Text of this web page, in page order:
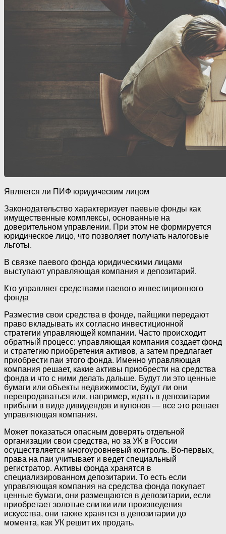
Является ли ПИФ юридическим лицом
Законодательство характеризует паевые фонды как
имущественные комплексы, основанные на
доверительном управлении. При этом не формируется
юридическое лицо, что позволяет получать налоговые
льготы.
В связке паевого фонда юридическими лицами
выступают управляющая компания и депозитарий.
Кто управляет средствами паевого инвестиционного
фонда
Разместив свои средства в фонде, пайщики передают
право вкладывать их согласно инвестиционной
стратегии управляющей компании. Часто происходит
обратный процесс: управляющая компания создает фонд
и стратегию приобретения активов, а затем предлагает
приобрести паи этого фонда. Именно управляющая
компания решает, какие активы приобрести на средства
фонда и что с ними делать дальше. Будут ли это ценные
бумаги или объекты недвижимости, будут ли они
перепродаваться или, например, ждать в депозитарии
прибыли в виде дивидендов и купонов — все это решает
управляющая компания.
Может показаться опасным доверять отдельной
организации свои средства, но за УК в России
осуществляется многоуровневый контроль. Во-первых,
права на паи учитывает и ведет специальный
регистратор. Активы фонда хранятся в
специализированном депозитарии. То есть если
управляющая компания на средства фонда покупает
ценные бумаги, они размещаются в депозитарии, если
приобретает золотые слитки или произведения
искусства, они также хранятся в депозитарии до
момента, как УК решит их продать.